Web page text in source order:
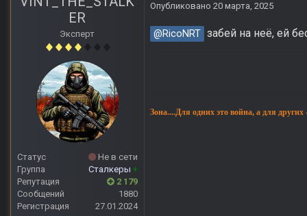
ER
Эксперт
Статус
Не в сети
Группа
Сталкеры +
Репутация
2 179
Сообщений
1880
Регистрация
27.01.2024
Опубликовано 20 марта, 2025
@RicoNRT забей на неё, ей
Зона....Для одних это война, а для